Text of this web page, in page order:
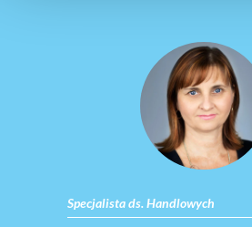
Specjalista ds. Handlowych